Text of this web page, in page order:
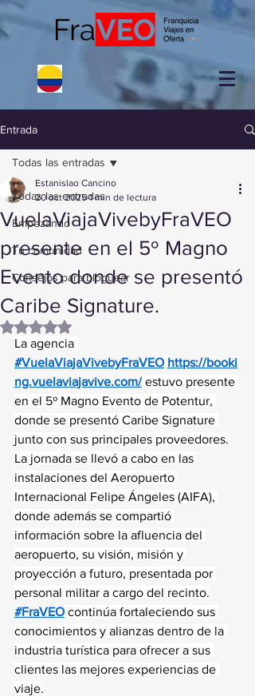
Entrada
Todas las entradas
Empezando
Tu comunidad
Consejos para bloguear
Todas las entradas
VuelaViajaVivebyFraVEO
presente en el 5º Magno
Evento donde se presentó
Caribe Signature.
Estanislao Cancino
20 oct 2025 1 min de lectura
Obtuvo NaN de 5 estrellas.
La agencia
#VuelaViajaVivebyFraVEO https://booki
ng.vuelaviajavive.com/ estuvo presente
en el 5º Magno Evento de Potentur,
donde se presentó Caribe Signature
junto con sus principales proveedores.
La jornada se llevó a cabo en las
instalaciones del Aeropuerto
Internacional Felipe Ángeles (AIFA),
donde además se compartió
información sobre la afluencia del
aeropuerto, su visión, misión y
proyección a futuro, presentada por
personal militar a cargo del recinto.
#FraVEO continúa fortaleciendo sus
conocimientos y alianzas dentro de la
industria turística para ofrecer a sus
clientes las mejores experiencias de
viaje.